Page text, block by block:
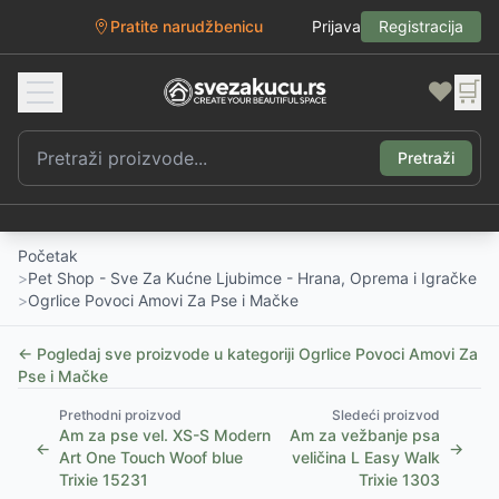
Pratite narudžbenicu Prijava Registracija
❤️ 🛒
Pretraži
Početak
>Pet Shop - Sve Za Kućne Ljubimce - Hrana, Oprema i Igračke
>Ogrlice Povoci Amovi Za Pse i Mačke
← Pogledaj sve proizvode u kategoriji Ogrlice Povoci Amovi Za
Pse i Mačke
←
Prethodni proizvod
Am za pse vel. XS-S Modern
Art One Touch Woof blue
Trixie 15231
Sledeći proizvod
Am za vežbanje psa
veličina L Easy Walk
Trixie 1303
→